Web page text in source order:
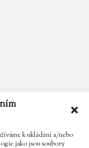
k ukládání a/nebo
jako jsou soubory